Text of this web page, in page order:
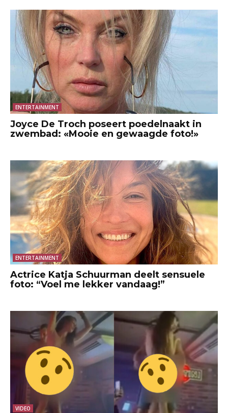
ENTERTAINMENT
Joyce De Troch poseert poedelnaakt in
zwembad: «Mooie en gewaagde foto!»
ENTERTAINMENT
Actrice Katja Schuurman deelt sensuele
foto: “Voel me lekker vandaag!”
VIDEO